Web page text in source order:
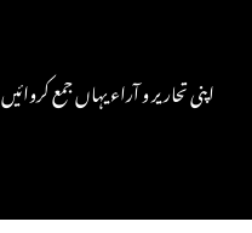
: اپنی تحاریر و آراء یہاں جمع کروائیں